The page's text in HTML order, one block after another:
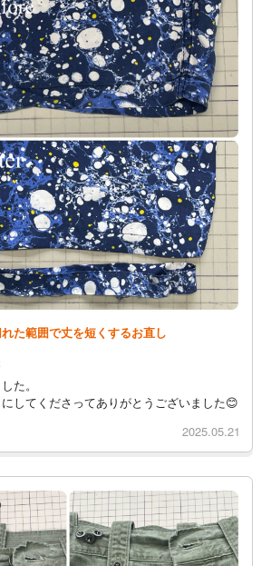
た範囲で丈を短くするお直し
た。
してくださってありがとうございました😊
2025.05.21